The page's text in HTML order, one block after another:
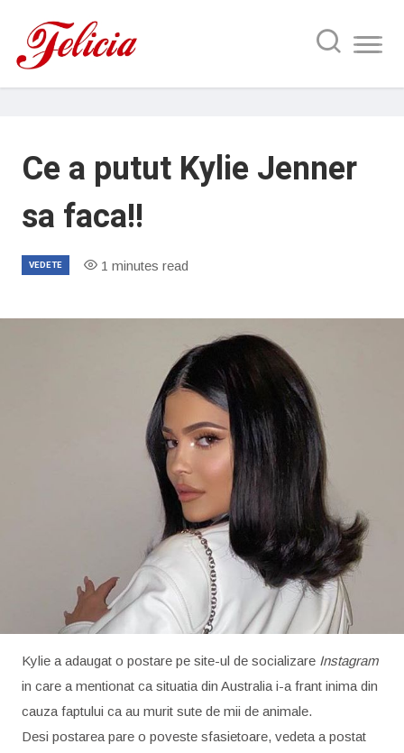
Ce a putut Kylie Jenner
sa faca!!
VEDETE 1 minutes read
Kylie a adaugat o postare pe site-ul de socializare Instagram
in care a mentionat ca situatia din Australia i-a frant inima din
cauza faptului ca au murit sute de mii de animale.
Desi postarea pare o poveste sfasietoare, vedeta a postat